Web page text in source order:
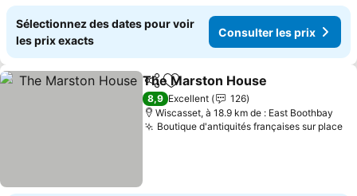
Sélectionnez des dates pour voir
les prix exacts
Consulter les prix
PartagerAjouter à mes favoris
The Marston House
8,9 Excellent
126
Wiscasset, à 18.9 km de : East Boothbay
Boutique d'antiquités françaises sur place